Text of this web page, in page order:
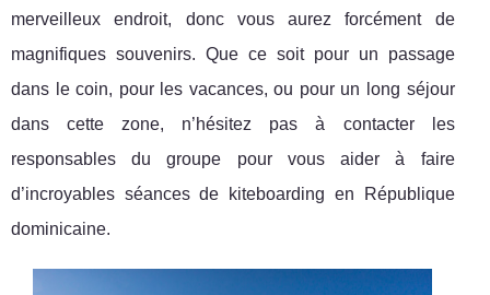
merveilleux endroit, donc vous aurez forcément de
magnifiques souvenirs. Que ce soit pour un passage
dans le coin, pour les vacances, ou pour un long séjour
dans cette zone, n’hésitez pas à contacter les
responsables du groupe pour vous aider à faire
d’incroyables séances de kiteboarding en République
dominicaine.